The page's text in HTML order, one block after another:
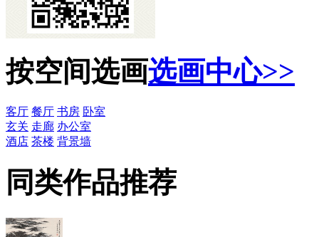
按空间选画选画中心>>
客厅 餐厅 书房 卧室
玄关 走廊 办公室
酒店 茶楼 背景墙
同类作品推荐